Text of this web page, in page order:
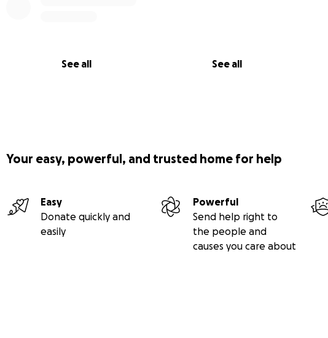
See all See all
Your easy, powerful, and trusted home for help
Easy
Donate quickly and
easily
Powerful
Send help right to
the people and
causes you care about